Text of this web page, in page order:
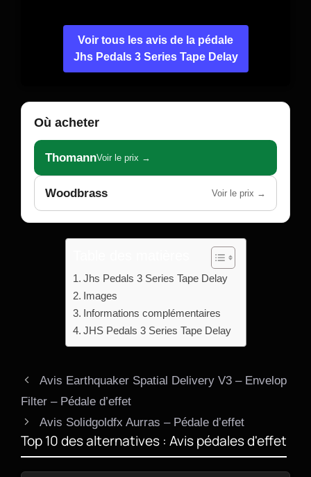
Voir tous les avis de la pédale
Jhs Pedals 3 Series Tape Delay
Où acheter
ThomannVoir le prix →
Woodbrass Voir le prix →
Jhs Pedals 3 Series Tape Delay
Images
Informations complémentaires
JHS Pedals 3 Series Tape Delay
Avis Earthquaker Spatial Delivery V3 – Envelop
Filter – Pédale d’effet
Avis Solidgoldfx Aurras – Pédale d’effet
Top 10 des alternatives : Avis pédales d'effet